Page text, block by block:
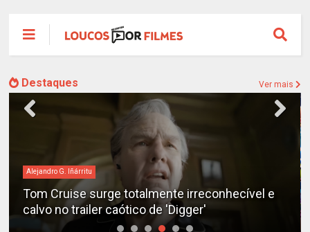
Destaques Ver mais
Alejandro G. Iñárritu
Tom Cruise surge totalmente irreconhecível e
calvo no trailer caótico de 'Digger'